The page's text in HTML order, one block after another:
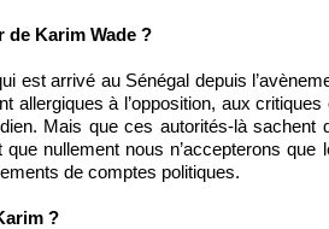
de Karim Wade ?
est arrivé au Sénégal depuis
allergiques à l’opposition, aux
Mais que ces autorités-là sachent
nullement nous n’accepterons que
de comptes politiques.
?